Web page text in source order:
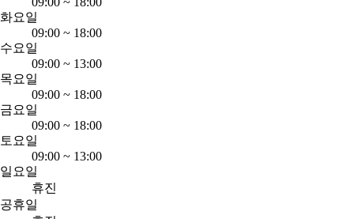
화요일
09:00 ~ 18:00
수요일
09:00 ~ 13:00
목요일
09:00 ~ 18:00
금요일
09:00 ~ 18:00
토요일
09:00 ~ 13:00
일요일
휴진
공휴일